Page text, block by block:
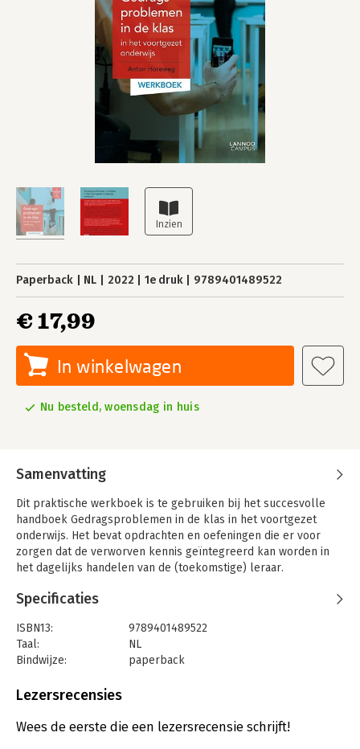
Paperback NL 2022 1e druk 9789401489522
€ 17,99
In winkelwagen
Nu besteld, woensdag in huis
Samenvatting
Dit praktische werkboek is te gebruiken bij het succesvolle
handboek Gedragsproblemen in de klas in het voortgezet
onderwijs. Het bevat opdrachten en oefeningen die er voor
zorgen dat de verworven kennis geïntegreerd kan worden in
het dagelijks handelen van de (toekomstige) leraar.
Van (toekomstige) leraren wordt steeds meer verwacht dat ze
kunnen omgaan met gedragsproblemen en gedrags- en
ontwikkelingsstoornissen. Hoe kun je studenten daar op
voorbereiden? Door ze kennis aan te bieden, door ze te laten
reflecteren op hun eigen gedrag en door te oefenen in de klas.
Werkboek leren studenten preventief te werken als het gaat
problemen die je kunt tegenkomen in de klas en leren ze te
Specificaties
ISBN13:
9789401489522
Taal:
NL
Bindwijze:
paperback
Uitgever:
Verschijningsdatum:
29-11-2022
Lezersrecensies
Wees de eerste die een lezersrecensie schrijft!